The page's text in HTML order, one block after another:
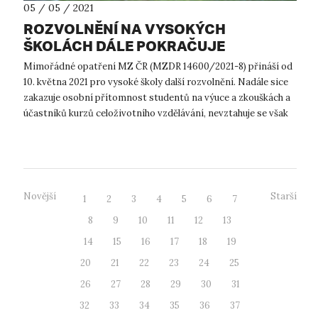
05 / 05 / 2021
ROZVOLNĚNÍ NA VYSOKÝCH
ŠKOLÁCH DÁLE POKRAČUJE
Mimořádné opatření MZ ČR (MZDR 14600/2021-8) přináší od
10. května 2021 pro vysoké školy další rozvolnění. Nadále sice
zakazuje osobní přítomnost studentů na výuce a zkouškách a
účastníků kurzů celoživotního vzdělávání, nevztahuje se však
Novější 1 2 3 4 5 6
7
8
9 10 11 12
13
14
15 16 17 18
19
20
21 22 23 24
25
26
27 28 29 30
31
32
33 34 35 36
37
Starší